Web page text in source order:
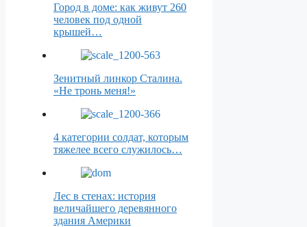
Город в доме: как живут 260
человек под одной
крышей…
Зенитный линкор Сталина.
«Не тронь меня!»
4 категории солдат, которым
тяжелее всего служилось…
Лес в стенах: история
величайшего деревянного
здания Америки